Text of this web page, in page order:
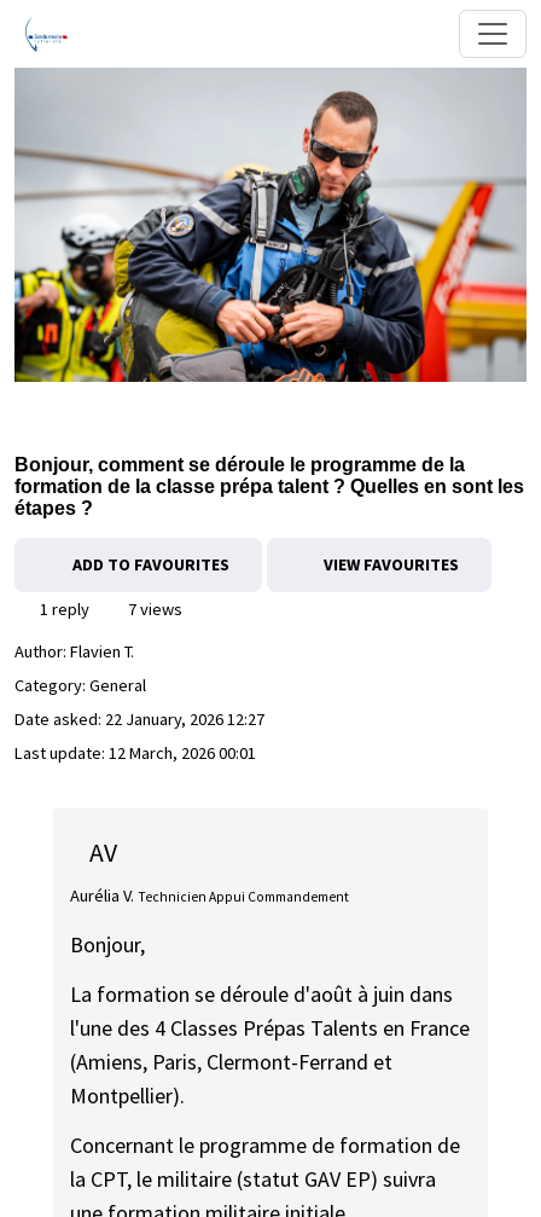
Bonjour, comment se déroule le programme de la
formation de la classe prépa talent ? Quelles en sont les
étapes ?
ADD TO FAVOURITES VIEW FAVOURITES
1 reply
7 views
Author: Flavien T.
Category: General
Date asked: 22 January, 2026 12:27
Last update: 12 March, 2026 00:01
AV
Aurélia V. Technicien Appui Commandement
Bonjour,
La formation se déroule d'août à juin dans
l'une des 4 Classes Prépas Talents en France
(Amiens, Paris, Clermont-Ferrand et
Montpellier).
Concernant le programme de formation de
la CPT, le militaire (statut GAV EP) suivra